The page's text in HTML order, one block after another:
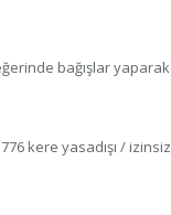
bağışlar yaparak
kere yasadışı / izinsiz